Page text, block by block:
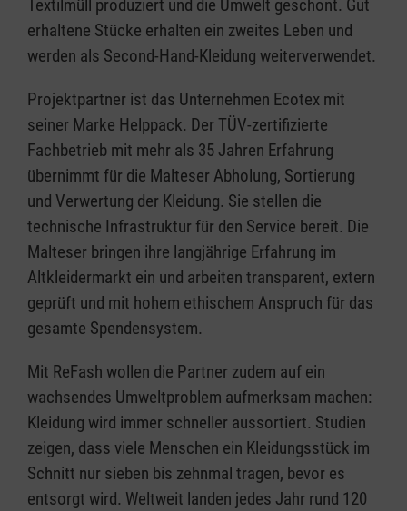
Textilmüll produziert und die Umwelt geschont. Gut
erhaltene Stücke erhalten ein zweites Leben und
werden als Second-Hand-Kleidung weiterverwendet.
Projektpartner ist das Unternehmen Ecotex mit
seiner Marke Helppack. Der TÜV-zertifizierte
Fachbetrieb mit mehr als 35 Jahren Erfahrung
übernimmt für die Malteser Abholung, Sortierung
und Verwertung der Kleidung. Sie stellen die
technische Infrastruktur für den Service bereit. Die
Malteser bringen ihre langjährige Erfahrung im
Altkleidermarkt ein und arbeiten transparent, extern
geprüft und mit hohem ethischem Anspruch für das
gesamte Spendensystem.
Mit ReFash wollen die Partner zudem auf ein
wachsendes Umweltproblem aufmerksam machen:
Kleidung wird immer schneller aussortiert. Studien
zeigen, dass viele Menschen ein Kleidungsstück im
Schnitt nur sieben bis zehnmal tragen, bevor es
entsorgt wird. Weltweit landen jedes Jahr rund 120